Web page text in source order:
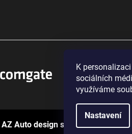
K
sociálních
využíváme
Nastavení
AZ Auto design s.r.o.. Všechna